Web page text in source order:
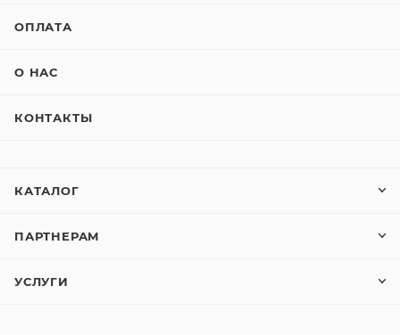
ОПЛАТА
О НАС
КОНТАКТЫ
КАТАЛОГ
ПАРТНЕРАМ
УСЛУГИ